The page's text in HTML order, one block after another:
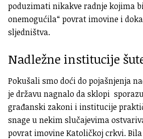
poduzimati nikakve radnje kojima
onemogućila“ povrat imovine i
sljedništva.
Nadležne institucije
Pokušali smo doći do pojašnjenja
je državu nagnalo da sklopi
građanski zakoni i institucije
snage u nekim slučajevima
povrat imovine Katoličkoj crkvi.